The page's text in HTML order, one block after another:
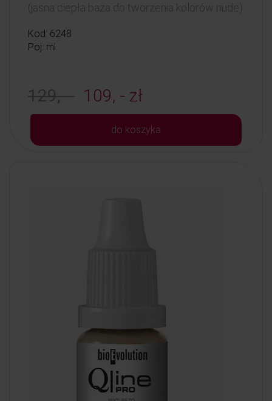
(jasna ciepła baza do tworzenia kolorów nude)
Kod: 6248
Poj: ml
129, - 109, - zł
do koszyka